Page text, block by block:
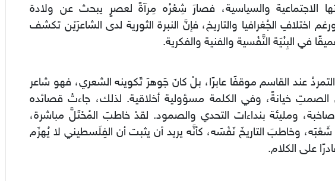
الاجتماعية والسياسية، فصارَ شِعْرُه مِرآةً لعصرٍ يبحث عن ولادة
اختلافِ الجُغرافيا والتاريخ، فإنَّ النبرة الثورية لدى الشاعرَيْن تكشف
في البِنْيَة النَّفْسية والفنية والفكرية.
عند القاسم موقفًا عابرًا، بلْ كانَ جَوهرَ تَكوينه الشعري، فهو شاعر
خيانةً، وفي الكلمة مسؤولية أخلاقية. لذلك، جاءتْ قصائده
ومليئة بنداءات التحدي والصمود. لقدْ خاطبَ المُحْتَلَّ مباشرة،
وخاطبَ التاريخَ نَفْسَه، كأنَّه يريد أن يثبت أن الفِلَسطيني لا يُهزَم
على الكلام.